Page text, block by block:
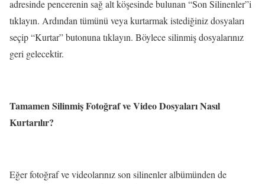
adresinde pencerenin sağ alt köşesinde bulunan “Son Silinenler”i
tıklayın. Ardından tümünü veya kurtarmak istediğiniz dosyaları
seçip “Kurtar” butonuna tıklayın. Böylece silinmiş dosyalarınız
geri gelecektir.
Tamamen Silinmiş Fotoğraf ve Video Dosyaları Nasıl
Kurtarılır?
Eğer fotoğraf ve videolarınız son silinenler albümünden de